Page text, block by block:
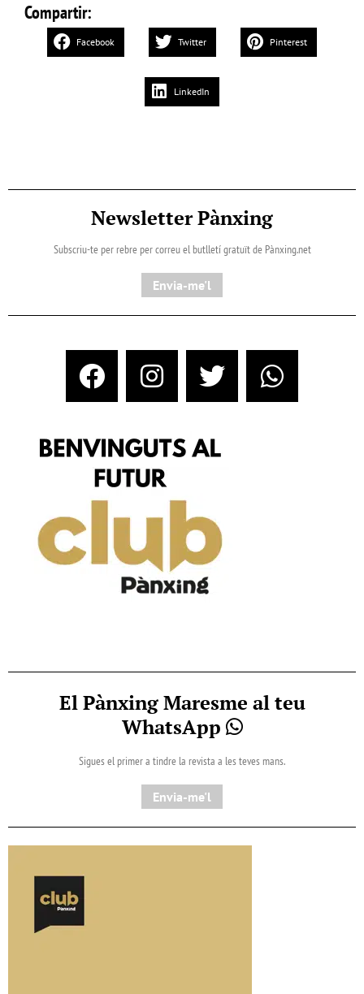
Compartir:
Facebook Twitter Pinterest
LinkedIn
Newsletter Pànxing
Subscriu-te per rebre per correu el butlletí gratuït de Pànxing.net​
Envia-me'l
El Pànxing Maresme al teu
WhatsApp
Sigues el primer a tindre la revista a les teves mans.
Envia-me'l